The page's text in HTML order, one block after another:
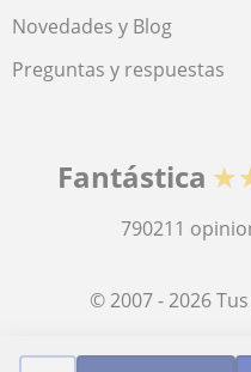
Novedades y Blog
Preguntas y respuestas
Fantástica
790211
© 2007 - 2026
Mapa web: